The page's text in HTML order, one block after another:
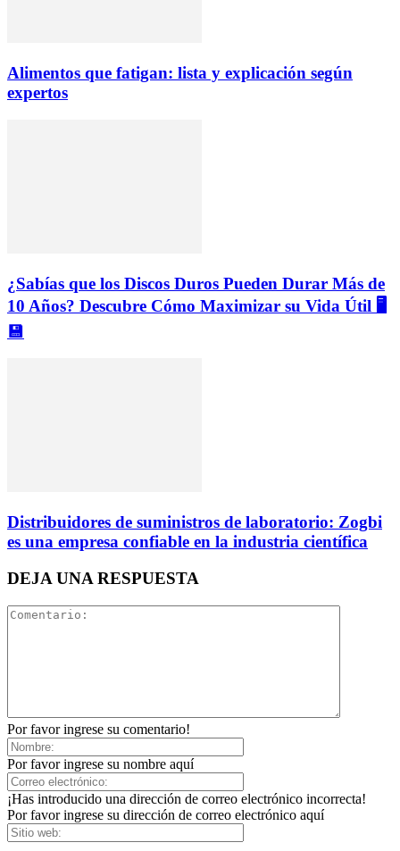
Alimentos que fatigan: lista y explicación según
expertos
¿Sabías que los Discos Duros Pueden Durar Más de
10 Años? Descubre Cómo Maximizar su Vida Útil 🖥️
💾
Distribuidores de suministros de laboratorio: Zogbi
es una empresa confiable en la industria científica
DEJA UNA RESPUESTA
Por favor ingrese su comentario!
Por favor ingrese su nombre aquí
¡Has introducido una dirección de correo electrónico incorrecta!
Por favor ingrese su dirección de correo electrónico aquí